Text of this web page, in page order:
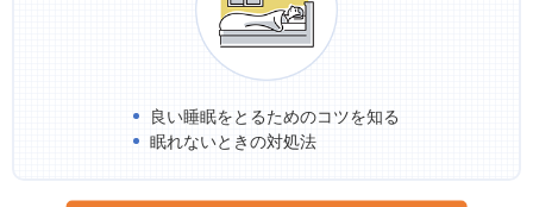
良い睡眠をとるためのコツを知る
眠れないときの対処法